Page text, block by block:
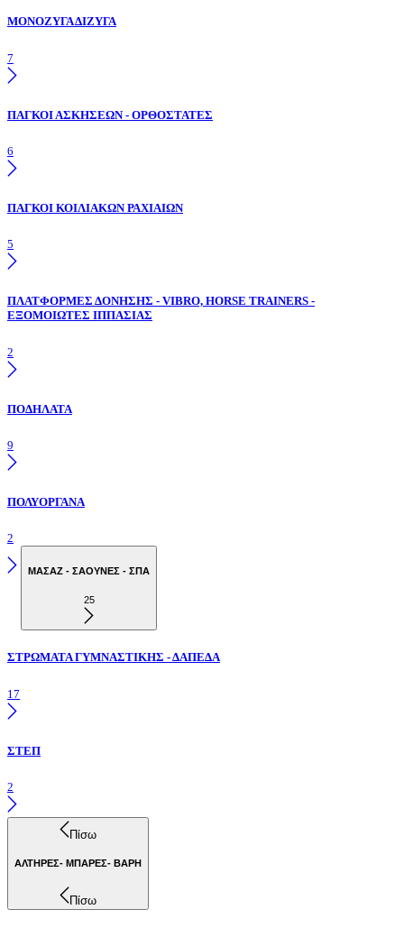
ΜΟΝΟΖΥΓΑ ΔΙΖΥΓΑ
7
ΠΑΓΚΟΙ ΑΣΚΗΣΕΩΝ - ΟΡΘΟΣΤΑΤΕΣ
6
ΠΑΓΚΟΙ ΚΟΙΛΙΑΚΩΝ ΡΑΧΙΑΙΩΝ
5
ΠΛΑΤΦΟΡΜΕΣ ΔΟΝΗΣΗΣ - VIBRO, HORSE TRAINERS -
ΕΞΟΜΟΙΩΤΕΣ ΙΠΠΑΣΙΑΣ
2
ΠΟΔΗΛΑΤΑ
9
ΠΟΛΥΟΡΓΑΝΑ
2
ΜΑΣΑΖ - ΣΑΟΥΝΕΣ - ΣΠΑ
25
ΣΤΡΩΜΑΤΑ ΓΥΜΝΑΣΤΙΚΗΣ - ΔΑΠΕΔΑ
17
ΣΤΕΠ
2
Πίσω
ΑΛΤΗΡΕΣ- ΜΠΑΡΕΣ- ΒΑΡΗ
Πίσω